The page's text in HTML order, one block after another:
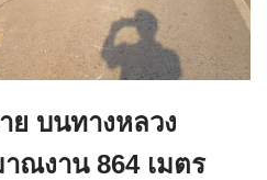
ย บนทางหลวง
ณงาน 864 เมตร